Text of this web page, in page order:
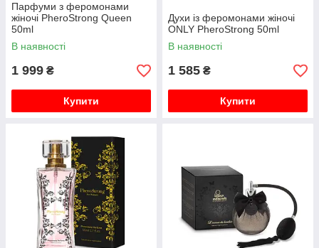
Парфуми з феромонами
жіночі PheroStrong Queen
50ml
В наявності
1 999 ₴
Купити
Духи із феромонами жіночі
ONLY PheroStrong 50ml
В наявності
1 585 ₴
Купити